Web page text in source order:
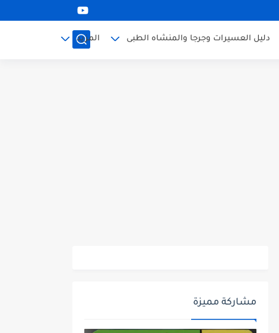
دليل العسيرات وجرجا والمنشاه الطبى المزيد
مشاركة مميزة